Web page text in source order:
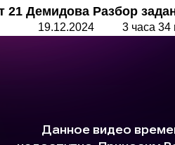
21 Демидова Разбор
19.12.2024 3 часа 34